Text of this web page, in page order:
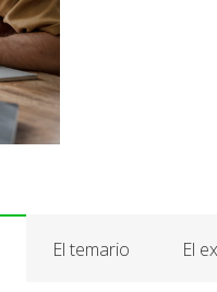
El temario El